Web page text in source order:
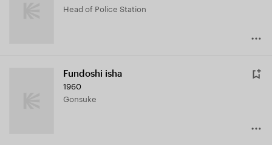
Head of Police Station
Fundoshi isha
1960
Gonsuke